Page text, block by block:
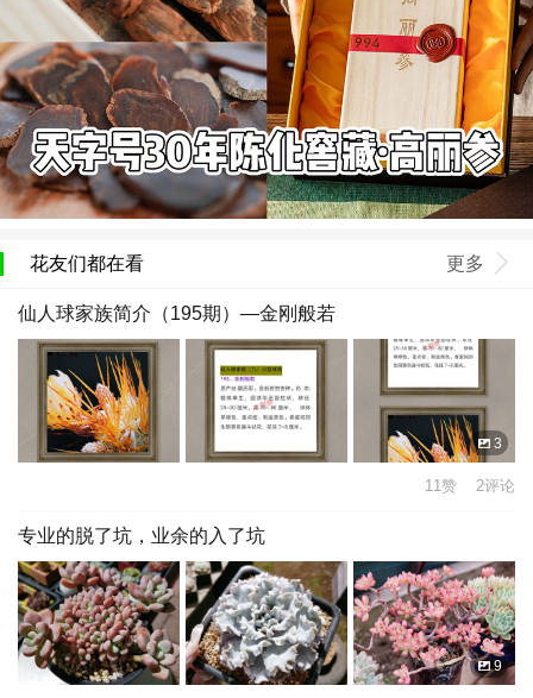
花友们都在看 更多
仙人球家族简介（195期）—金刚般若
3
11赞 2评论
专业的脱了坑，业余的入了坑
9